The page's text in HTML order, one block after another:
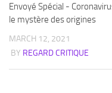
Envoyé Spécial -
le mystère des origines
MARCH 12, 2021
BY REGARD CRITIQUE